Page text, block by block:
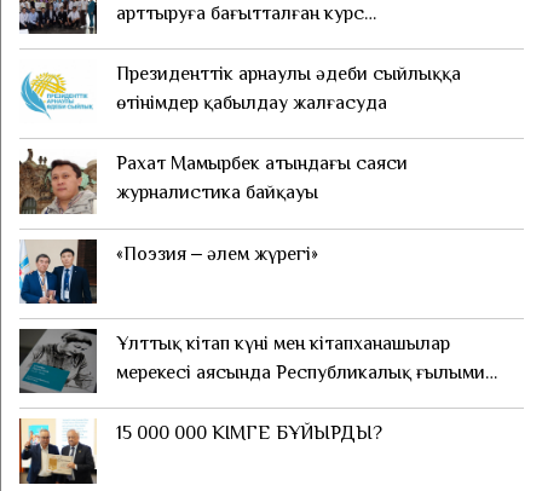
арттыруға бағытталған курс
Президенттік арнаулы әдеби сыйлыққа
өтінімдер қабылдау жалғасуда
Рахат Мамырбек атындағы саяси
журналистика байқауы
«Поэзия ‒ әлем жүрегі»
Ұлттық кітап күні мен кітапханашылар
мерекесі аясында Республикалық ғылыми
15 000 000 КІМГЕ БҰЙЫРДЫ?